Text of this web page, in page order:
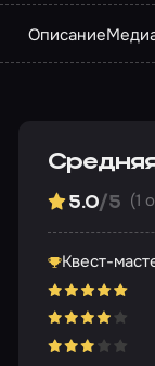
Описание
5.0/5 (1
Квест-